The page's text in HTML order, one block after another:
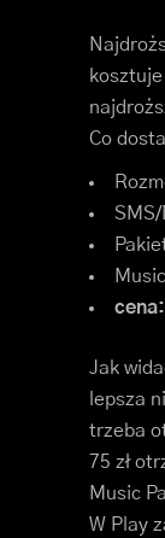
Co
cena:
Jak
lepsza
trzeba
75 zł
Music
W Play